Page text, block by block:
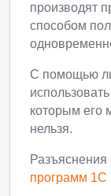
производят
способом
С помощью
которым его
нельзя.
программ 1С